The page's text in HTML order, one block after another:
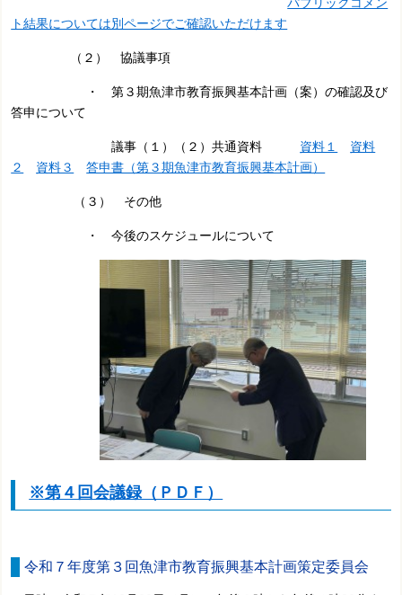
パブリックコメン
ト結果については別ページでご確認いただけます
（２） 協議事項
・ 第３期魚津市教育振興基本計画（案）の確認及び
答申について
議事（１）（２）共通資料 資料１
資料
２
資料３ 答申書（第３期魚津市教育振興基本計画）
（３） その他
・ 今後のスケジュールについて
※第４回会議録（ＰＤＦ）
令和７年度第３回魚津市教育振興基本計画策定委員会